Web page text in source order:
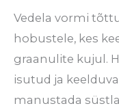
Vedela vormi
hobustele, kes
graanulite kujul.
isutud ja
manustada